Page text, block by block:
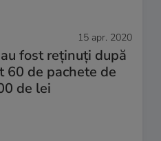
15 apr. 2020
fost reținuți după
60 de pachete de
de lei